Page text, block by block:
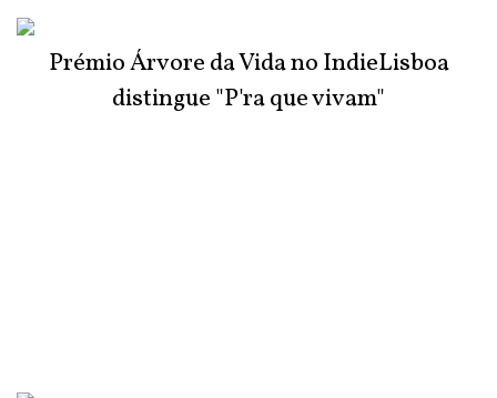
Prémio Árvore da Vida no IndieLisboa
distingue "P'ra que vivam"